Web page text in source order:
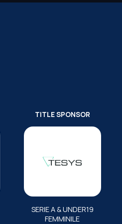
TITLE SPONSOR
SERIE A & UNDER19
FEMMINILE